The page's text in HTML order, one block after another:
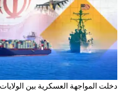
دخلت المواجهة العسكرية بين